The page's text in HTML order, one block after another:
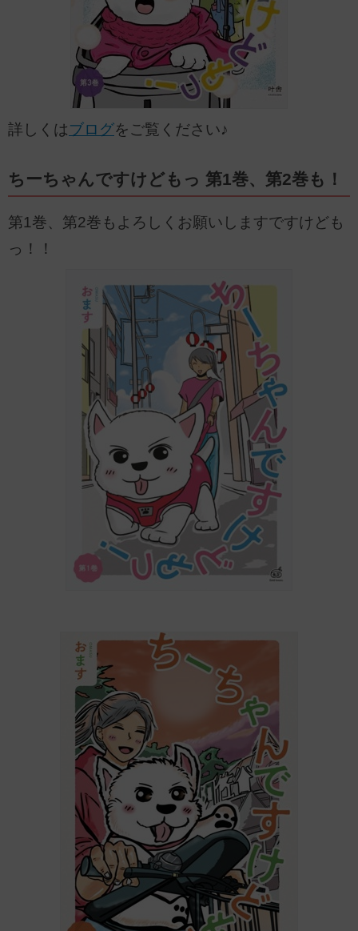
詳しくはブログをご覧ください♪
ちーちゃんですけどもっ 第1巻、第2巻も！
第1巻、第2巻もよろしくお願いしますですけども
っ！！